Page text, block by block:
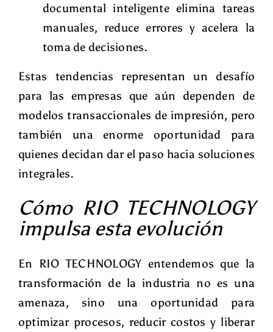
documental inteligente elimina tareas
manuales, reduce errores y acelera la
toma de decisiones.
Estas tendencias representan un desafío
para las empresas que aún dependen de
modelos transaccionales de impresión, pero
también una enorme oportunidad para
quienes decidan dar el paso hacia soluciones
integrales.
Cómo RIO TECHNOLOGY
impulsa esta evolución
En RIO TECHNOLOGY entendemos que la
transformación de la industria no es una
amenaza, sino una oportunidad para
optimizar procesos, reducir costos y liberar